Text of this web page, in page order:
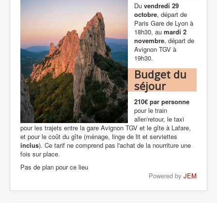
Du vendredi 29
octobre, départ de
Paris Gare de Lyon à
18h30, au mardi 2
novembre, départ de
Avignon TGV à
19h30.
Budget du
séjour
210€ par personne
pour le train
aller/retour, le taxi
pour les trajets entre la gare Avignon TGV et le gîte à Lafare,
et pour le coût du gîte (ménage, linge de lit et serviettes
inclus). Ce tarif ne comprend pas l'achat de la nourriture une
fois sur place.
Pas de plan pour ce lieu
Powered by JEM